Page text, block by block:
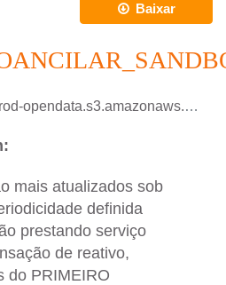
Baixar
usi_servicoancilar_sandbox/USI_SERVICOANCILAR_SANDBOX_2026_03.csv
mais atualizados sob
definida
prestando serviço
de reativo,
do PRIMEIRO